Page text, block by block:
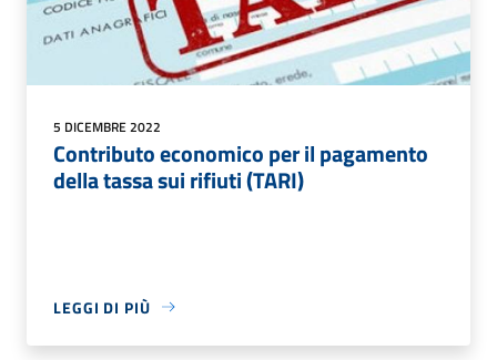
5 DICEMBRE 2022
Contributo economico per il pagamento
della tassa sui rifiuti (TARI)
LEGGI DI PIÙ